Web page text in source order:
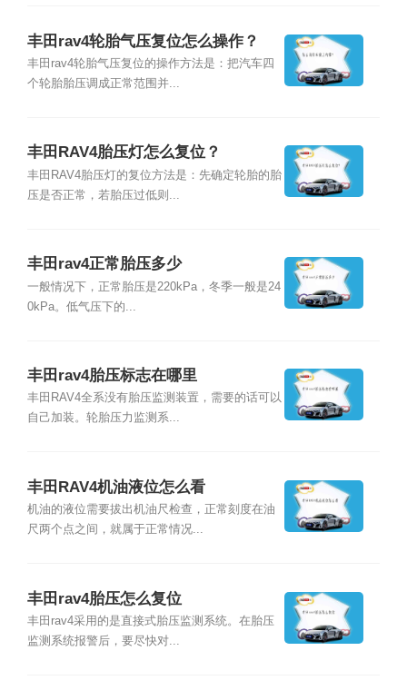
丰田rav4轮胎气压复位怎么操作？
丰田rav4轮胎气压复位的操作方法是：把汽车四
个轮胎胎压调成正常范围并...
丰田RAV4胎压灯怎么复位？
丰田RAV4胎压灯的复位方法是：先确定轮胎的胎
压是否正常，若胎压过低则...
丰田rav4正常胎压多少
一般情况下，正常胎压是220kPa，冬季一般是24
0kPa。低气压下的...
丰田rav4胎压标志在哪里
丰田RAV4全系没有胎压监测装置，需要的话可以
自己加装。轮胎压力监测系...
丰田RAV4机油液位怎么看
机油的液位需要拔出机油尺检查，正常刻度在油
尺两个点之间，就属于正常情况...
丰田rav4胎压怎么复位
丰田rav4采用的是直接式胎压监测系统。在胎压
监测系统报警后，要尽快对...